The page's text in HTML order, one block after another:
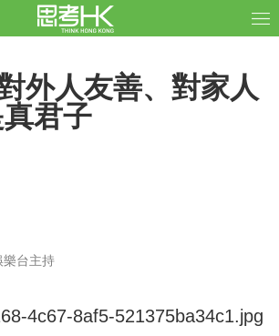
外人友善、對家人
君子
樂台主持